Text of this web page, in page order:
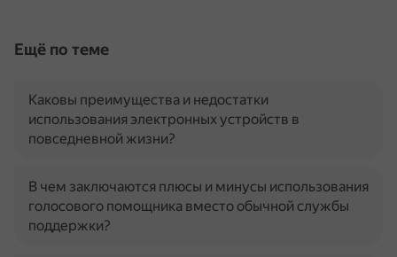
Ещё по теме
Каковы преимущества и недостатки
использования электронных устройств в
повседневной жизни?
В чем заключаются плюсы и минусы использования
голосового помощника вместо обычной службы
поддержки?